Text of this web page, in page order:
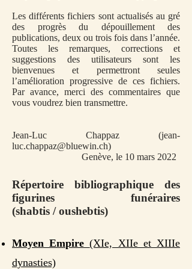
Les différents fichiers sont actualisés au gré
des progrès du dépouillement des
publications, deux ou trois fois dans l’année.
Toutes les remarques, corrections et
suggestions des utilisateurs sont les
bienvenues et permettront seules
l’amélioration progressive de ces fichiers.
Par avance, merci des commentaires que
vous voudrez bien transmettre.
Jean-Luc Chappaz (jean-
luc.chappaz@bluewin.ch)
Genève, le 10 mars 2022
Répertoire bibliographique des
figurines funéraires
(shabtis / oushebtis)
Moyen Empire(XIe, XIIe et XIIIe
dynasties)